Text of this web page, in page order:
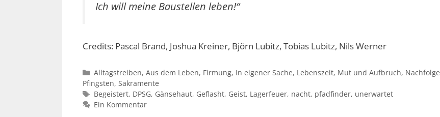
Ich will meine Baustellen leben!“
Credits: Pascal Brand, Joshua Kreiner, Björn Lubitz, Tobias Lubitz, Nils Werner
Kategorien
Alltagstreiben, Aus dem Leben, Firmung, In eigener Sache, Lebenszeit, Mut und Aufbruch, Nachfolge
Pfingsten, Sakramente
Schlagwörter
Begeistert, DPSG, Gänsehaut, Geflasht, Geist, Lagerfeuer, nacht, pfadfinder, unerwartet
Ein Kommentar